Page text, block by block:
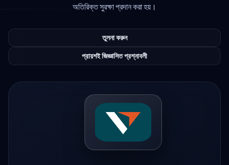
অতিরিক্ত সুরক্ষা প্রদান করা হয়।
তুলনা করুন
প্রায়শই জিজ্ঞাসিত প্রশ্নাবলী